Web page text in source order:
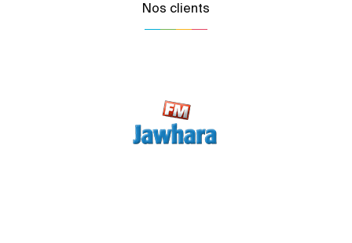
Nos clients